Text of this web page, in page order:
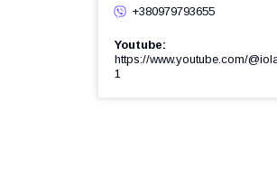
+380979793655
Youtube
https://www.youtube.com/
1